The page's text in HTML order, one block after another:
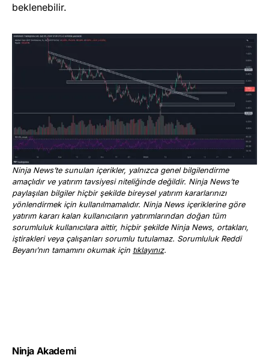
beklenebilir.
Ninja News’te sunulan içerikler, yalnızca genel bilgilendirme
amaçlıdır ve yatırım tavsiyesi niteliğinde değildir. Ninja News’te
paylaşılan bilgiler hiçbir şekilde bireysel yatırım kararlarınızı
yönlendirmek için kullanılmamalıdır. Ninja News içeriklerine göre
yatırım kararı kalan kullanıcıların yatırımlarından doğan tüm
sorumluluk kullanıcılara aittir, hiçbir şekilde Ninja News, ortakları,
iştirakleri veya çalışanları sorumlu tutulamaz. Sorumluluk Reddi
Beyanı’nın tamamını okumak için tıklayınız.
Ninja Akademi